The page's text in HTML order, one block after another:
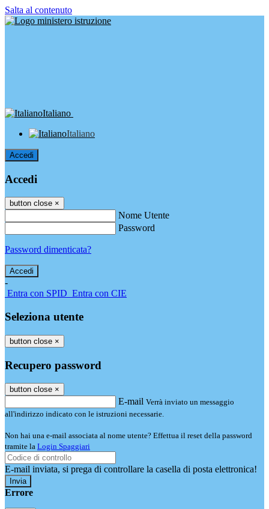
Salta al contenuto
Italiano
Italiano
Accedi
Accedi
button close ×
Nome Utente
Password
Password dimenticata?
-
Entra con SPID Entra con CIE
Seleziona utente
button close ×
Recupero password
button close ×
E-mail Verrà inviato un messaggio
all'indirizzo indicato con le istruzioni necessarie.
Non hai una e-mail associata al nome utente? Effettua il reset della password
tramite la Login Spaggiari
E-mail inviata, si prega di controllare la casella di posta elettronica!
Errore